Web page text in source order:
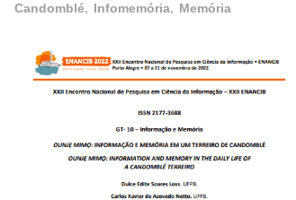
Candomblé, Infomemória, Memória